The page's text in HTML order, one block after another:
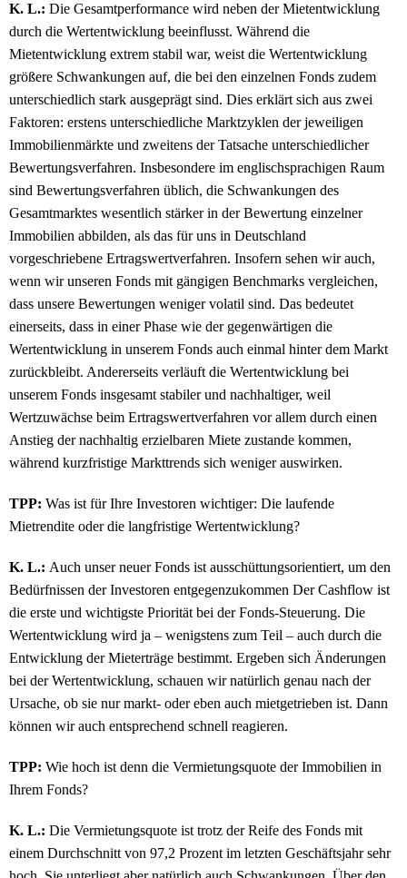
K. L.: Die Gesamtperformance wird neben der Mietentwicklung
durch die Wertentwicklung beeinflusst. Während die
Mietentwicklung extrem stabil war, weist die Wertentwicklung
größere Schwankungen auf, die bei den einzelnen Fonds zudem
unterschiedlich stark ausgeprägt sind. Dies erklärt sich aus zwei
Faktoren: erstens unterschiedliche Marktzyklen der jeweiligen
Immobilienmärkte und zweitens der Tatsache unterschiedlicher
Bewertungsverfahren. Insbesondere im englischsprachigen Raum
sind Bewertungsverfahren üblich, die Schwankungen des
Gesamtmarktes wesentlich stärker in der Bewertung einzelner
Immobilien abbilden, als das für uns in Deutschland
vorgeschriebene Ertragswertverfahren. Insofern sehen wir auch,
wenn wir unseren Fonds mit gängigen Benchmarks vergleichen,
dass unsere Bewertungen weniger volatil sind. Das bedeutet
einerseits, dass in einer Phase wie der gegenwärtigen die
Wertentwicklung in unserem Fonds auch einmal hinter dem Markt
zurückbleibt. Andererseits verläuft die Wertentwicklung bei
unserem Fonds insgesamt stabiler und nachhaltiger, weil
Wertzuwächse beim Ertragswertverfahren vor allem durch einen
Anstieg der nachhaltig erzielbaren Miete zustande kommen,
während kurzfristige Markttrends sich weniger auswirken.
TPP: Was ist für Ihre Investoren wichtiger: Die laufende
Mietrendite oder die langfristige Wertentwicklung?
K. L.: Auch unser neuer Fonds ist ausschüttungsorientiert, um den
Bedürfnissen der Investoren entgegenzukommen Der Cashflow ist
die erste und wichtigste Priorität bei der Fonds-Steuerung. Die
Wertentwicklung wird ja – wenigstens zum Teil – auch durch die
Entwicklung der Mieterträge bestimmt. Ergeben sich Änderungen
bei der Wertentwicklung, schauen wir natürlich genau nach der
Ursache, ob sie nur markt- oder eben auch mietgetrieben ist. Dann
können wir auch entsprechend schnell reagieren.
TPP: Wie hoch ist denn die Vermietungsquote der Immobilien in
Ihrem Fonds?
K. L.: Die Vermietungsquote ist trotz der Reife des Fonds mit
einem Durchschnitt von 97,2 Prozent im letzten Geschäftsjahr sehr